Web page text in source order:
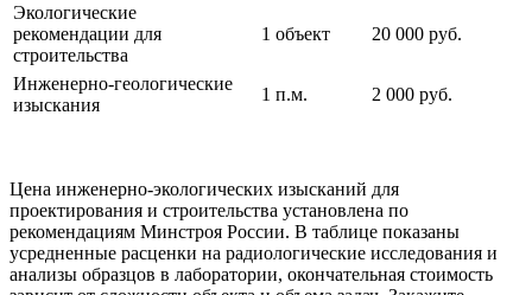
Экологические
рекомендации для
строительства
1 объект 20 000 руб.
Инженерно-геологические
изыскания
1 п.м. 2 000 руб.
Цена инженерно-экологических изысканий для
проектирования и строительства установлена по
рекомендациям Минстроя России. В таблице показаны
усредненные расценки на радиологические исследования и
анализы образцов в лаборатории, окончательная стоимость